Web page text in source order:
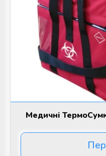
Медичні